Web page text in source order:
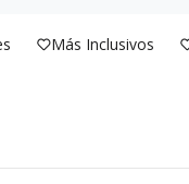
Más Inclusivos